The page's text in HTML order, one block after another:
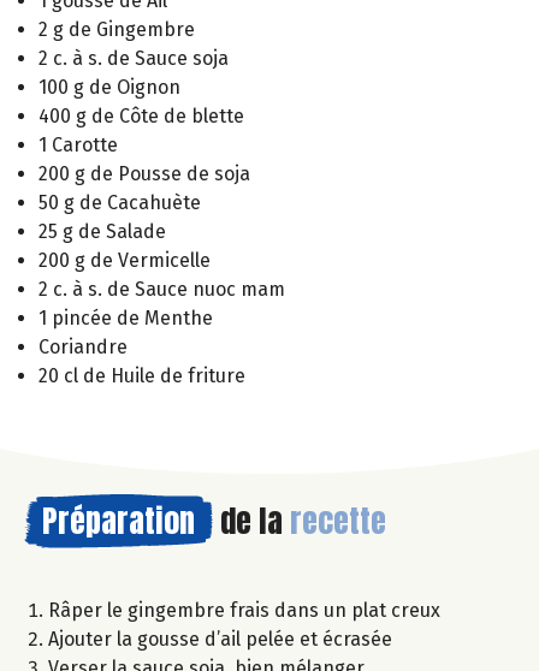
2 g de Gingembre
2 c. à s. de Sauce soja
100 g de Oignon
400 g de Côte de blette
1 Carotte
200 g de Pousse de soja
50 g de Cacahuète
25 g de Salade
200 g de Vermicelle
2 c. à s. de Sauce nuoc mam
1 pincée de Menthe
Coriandre
20 cl de Huile de friture
Préparation de la recette
Râper le gingembre frais dans un plat creux
Ajouter la gousse d’ail pelée et écrasée